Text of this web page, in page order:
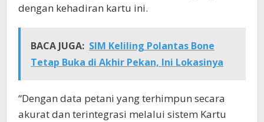
dengan kehadiran kartu ini.
BACA JUGA: SIM Keliling Polantas Bone
Tetap Buka di Akhir Pekan, Ini Lokasinya
“Dengan data petani yang terhimpun secara
akurat dan terintegrasi melalui sistem Kartu